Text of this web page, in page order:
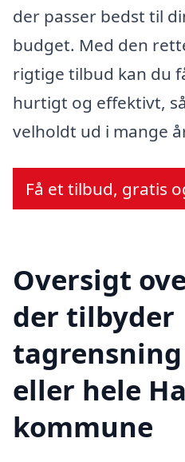
der passer bedst til
budget. Med den
rigtige tilbud kan du
hurtigt og effektivt,
velholdt ud i mange
Få et tilbud, gratis
Oversigt
der tilbyder
eller hele
kommune